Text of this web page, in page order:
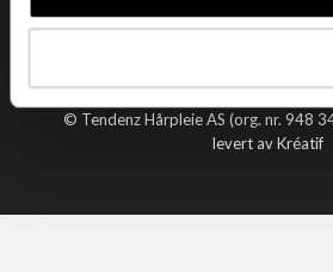
Om oss
Handle hos oss
© Tendenz Hårpleie AS (org. nr. 948
levert av Kréatif